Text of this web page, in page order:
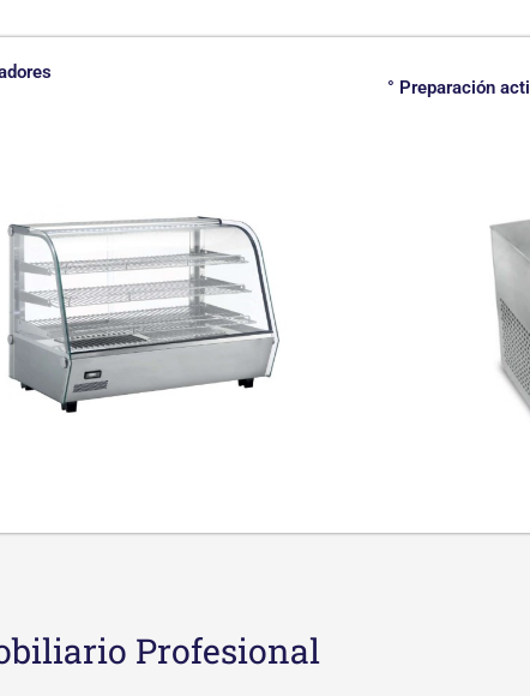
° Preparación
Profesional